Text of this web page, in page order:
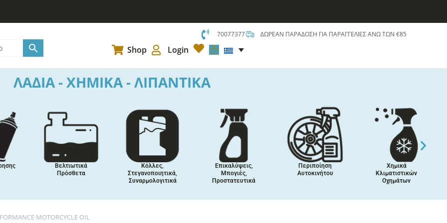
70077377 ΔΩΡΕΑΝ ΠΑΡΑΔΟΣΗ ΓΙΑ ΠΑΡΑΓΓΕΛΙΕΣ ΑΝΩ ΤΩΝ €85
Shop Login Cart
ΛΑΔΙΑ - ΧΗΜΙΚΑ - ΛΙΠΑΝΤΙΚΑ
Βελτιωτικά
Πρόσθετα
Κόλλες,
Στεγανοποιητικά,
Συναρμολογιτικά
Επικαλύψεις,
Μπογιές,
Προστατευτικά
Περιποίηση
Αυτοκινήτου
Χημικά
Κλιματιστικών
Οχημάτων
MOTORCYCLE OIL